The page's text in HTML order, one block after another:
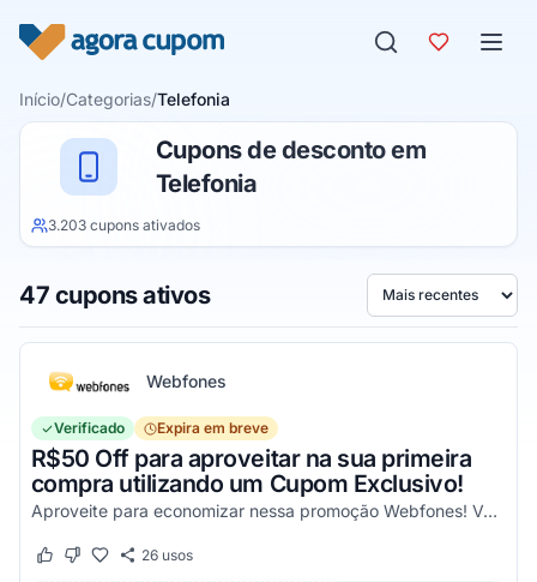
Início/Categorias/Telefonia
Cupons de desconto em
Telefonia
3.203 cupons ativados
47 cupons ativos Ordenar por
Webfones
Verificado Expira em breve
R$50 Off para aproveitar na sua primeira
compra utilizando um Cupom Exclusivo!
Aproveite para economizar nessa promoção Webfones! Válido em compras de valor acima de R$750!
Este cupom funcionou
Este cupom não funcionou
26usos